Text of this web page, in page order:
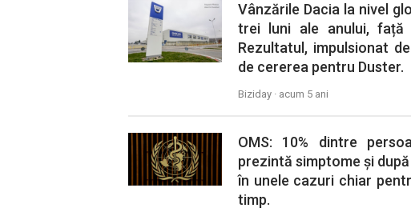
Vânzările Dacia la nivel
trei luni ale anului, față
Rezultatul, impulsionat
de cererea pentru Duster.
Biziday · acum 5 ani
OMS: 10% dintre
prezintă simptome și
în unele cazuri chiar
timp.